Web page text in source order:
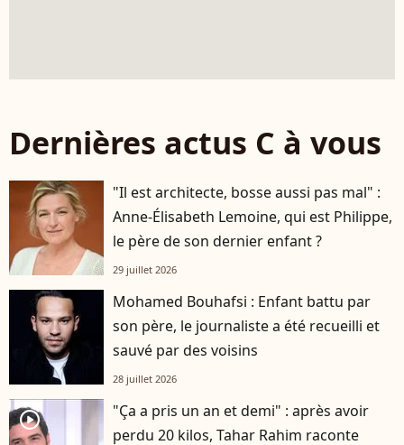
Dernières actus C à vous
"Il est architecte, bosse aussi pas mal" :
Anne-Élisabeth Lemoine, qui est Philippe,
le père de son dernier enfant ?
29 juillet 2026
Mohamed Bouhafsi : Enfant battu par
son père, le journaliste a été recueilli et
sauvé par des voisins
28 juillet 2026
player2
"Ça a pris un an et demi" : après avoir
perdu 20 kilos, Tahar Rahim raconte